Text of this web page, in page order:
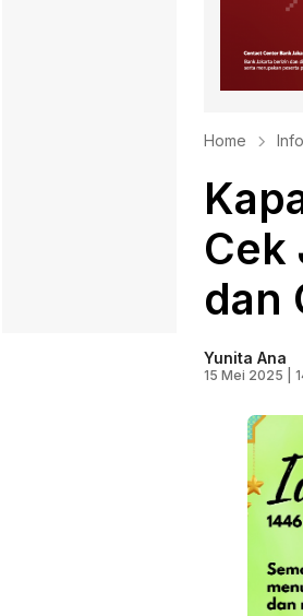
Home
Cek
dan
Yunita Ana
15 Mei 2025 |